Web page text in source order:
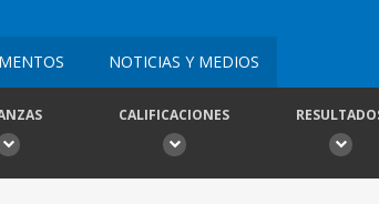
NOTICIAS Y MEDIOS
CALIFICACIONES